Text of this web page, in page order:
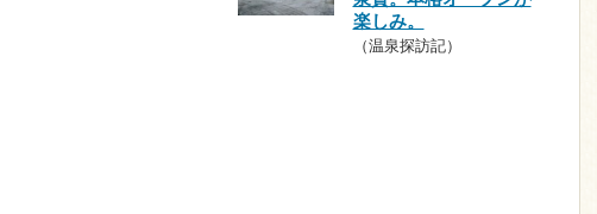
楽しみ。
（温泉探訪記）